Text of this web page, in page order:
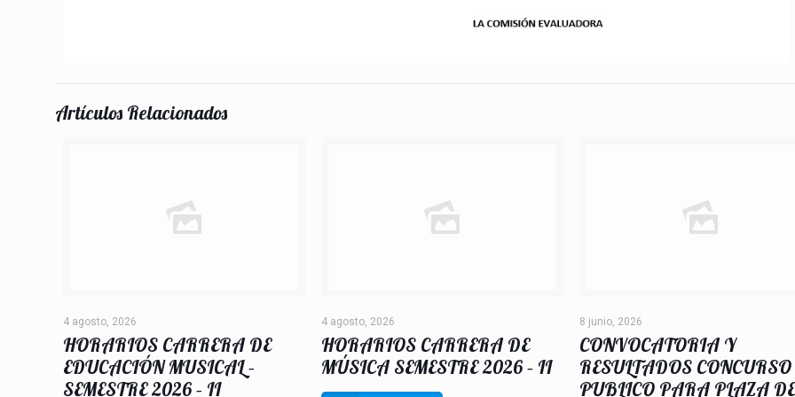
Artículos Relacionados
4 agosto, 2026
HORARIOS CARRERA DE
EDUCACIÓN MUSICAL –
SEMESTRE 2026 – II
4 agosto, 2026
HORARIOS CARRERA DE
MÚSICA SEMESTRE 2026 – II
8 junio, 2026
CONVOCATORIA Y
RESULTADOS CONCURSO
PUBLICO PARA PLAZA DE